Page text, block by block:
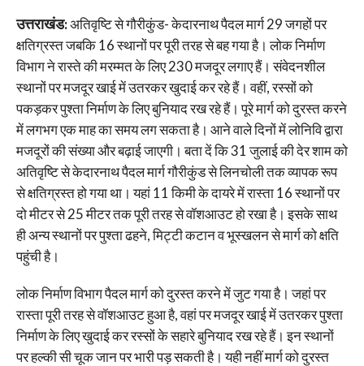
उत्तराखंड:अतिवृष्टि से गौरीकुंड- केदारनाथ पैदल मार्ग 29 जगहों पर
क्षतिग्रस्त जबकि 16 स्थानों पर पूरी तरह से बह गया है। लोक निर्माण
विभाग ने रास्ते की मरम्मत के लिए 230 मजदूर लगाए हैं। संवेदनशील
स्थानों पर मजदूर खाई में उतरकर खुदाई कर रहे हैं। वहीं, रस्सों को
पकड़कर पुश्ता निर्माण के लिए बुनियाद रख रहे हैं। पूरे मार्ग को दुरस्त करने
में लगभग एक माह का समय लग सकता है। आने वाले दिनों में लोनिवि द्वारा
मजदूरों की संख्या और बढ़ाई जाएगी। बता दें कि 31 जुलाई की देर शाम को
अतिवृष्टि से केदारनाथ पैदल मार्ग गौरीकुंड से लिनचोली तक व्यापक रूप
से क्षतिग्रस्त हो गया था। यहां 11 किमी के दायरे में रास्ता 16 स्थानों पर
दो मीटर से 25 मीटर तक पूरी तरह से वॉशआउट हो रखा है। इसके साथ
ही अन्य स्थानों पर पुश्ता ढहने, मिट्टी कटान व भूस्खलन से मार्ग को क्षति
पहुंची है।
लोक निर्माण विभाग पैदल मार्ग को दुरस्त करने में जुट गया है। जहां पर
रास्ता पूरी तरह से वॉशआउट हुआ है, वहां पर मजदूर खाई में उतरकर पुश्ता
निर्माण के लिए खुदाई कर रस्सों के सहारे बुनियाद रख रहे हैं। इन स्थानों
पर हल्की सी चूक जान पर भारी पड़ सकती है। यही नहीं मार्ग को दुरस्त